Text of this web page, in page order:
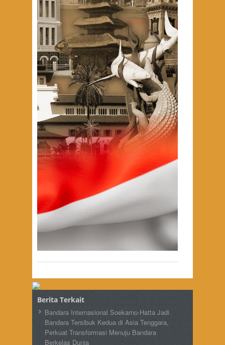
Berita Terkait
Bandara Internasional Soekarno-Hatta Jadi
Bandara Tersibuk Kedua di Asia Tenggara,
Perkuat Transformasi Menuju Bandara
Berkelas Dunia